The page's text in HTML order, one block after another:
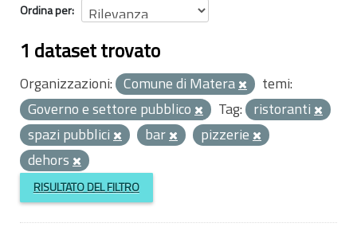
Ordina per
1 dataset trovato
Organizzazioni: Comune di Matera
temi:
Governo e settore pubblico
Tag: ristoranti
spazi pubblici
bar
pizzerie
dehors
RISULTATO DEL FILTRO